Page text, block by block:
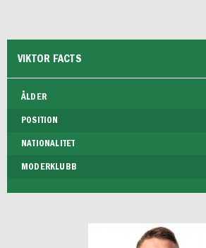
VIKTOR FACTS
ÅLDER
POSITION
NATIONALITET
MODERKLUBB